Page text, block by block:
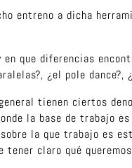
entreno a dicha
en que diferencias
¿el pole
tienen ciertos
la base de trabajo
sobre la que trabajo es
tener claro qué